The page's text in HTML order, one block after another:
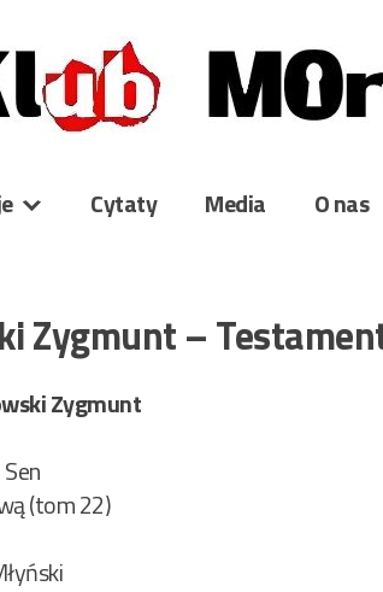
Cytaty Media O nas
Zygmunt –
Zygmunt
(tom 22)